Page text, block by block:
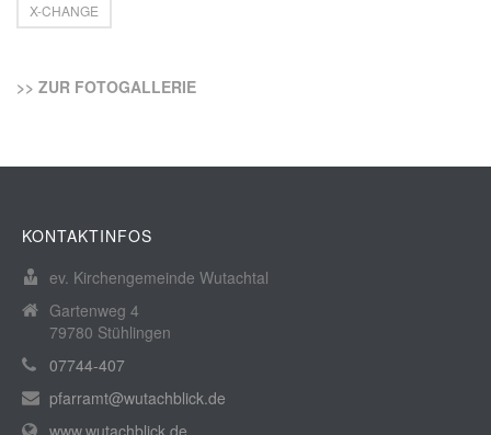
X-CHANGE
>> ZUR FOTOGALLERIE
KONTAKTINFOS
ev. Kirchengemeinde Wutachtal
Gartenweg 4
79780 Stühlingen
07744-407
pfarramt@wutachblick.de